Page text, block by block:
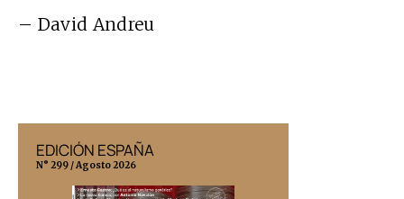
– David Andreu
EDICIÓN ESPAÑA
N° 299 / Agosto 2026